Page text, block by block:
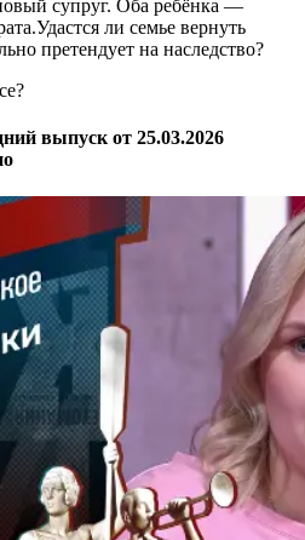
супруг. Оба ребёнка —
ли семье вернуть
претендует на наследство?
выпуск от 25.03.2026